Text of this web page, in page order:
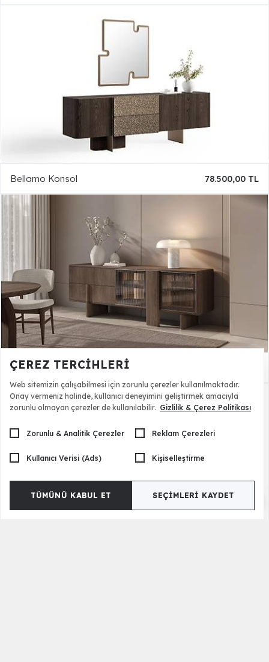
Bellamo Konsol 78.500,00 TL
Oasis Konsol
ÇEREZ TERCIHLERI
Web sitemizin çalışabilmesi için zorunlu çerezler kullanılmaktadır.
Onay vermeniz halinde, kullanıcı deneyimini geliştirmek amacıyla
zorunlu olmayan çerezler de kullanılabilir. Gizlilik & Çerez Politikası
Zorunlu & Analitik Çerezler Reklam Çerezleri
Kullanıcı Verisi (Ads) Kişiselleştirme
TÜMÜNÜ KABUL ET SEÇIMLERI KAYDET